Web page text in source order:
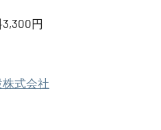
円
式会社